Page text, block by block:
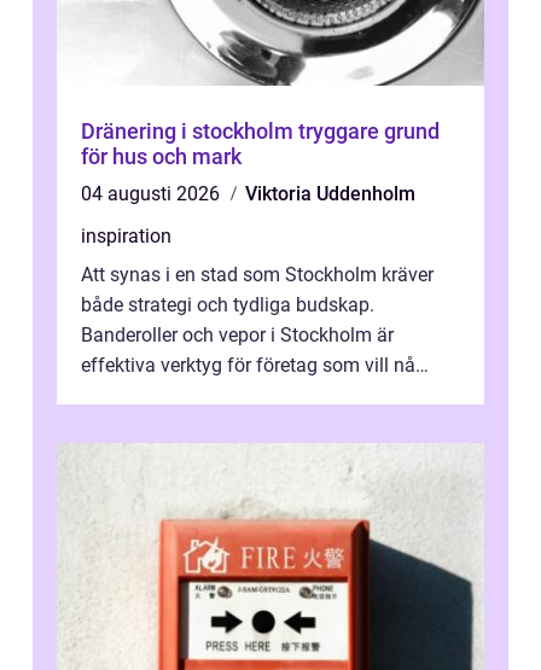
Dränering i stockholm tryggare grund
för hus och mark
04 augusti 2026
Viktoria Uddenholm
inspiration
Att synas i en stad som Stockholm kräver
både strategi och tydliga budskap.
Banderoller och vepor i Stockholm är
effektiva verktyg för företag som vill nå